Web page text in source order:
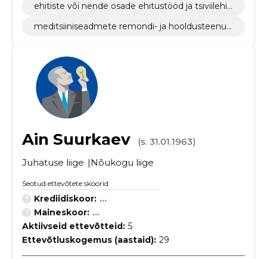
ehitiste või nende osade ehitustööd ja tsiviilehit
meditsiiniseadmete remondi- ja hooldusteenus
Ain Suurkaev
(s. 31.01.1963)
Juhatuse liige
Nõukogu liige
Seotud ettevõtete skoorid
Krediidiskoor: ...
Maineskoor: ...
Aktiivseid ettevõtteid: 5
Ettevõtluskogemus (aastaid): 29